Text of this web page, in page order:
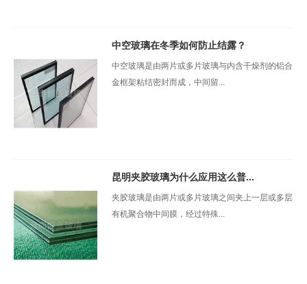
中空玻璃在冬季如何防止结露？
中空玻璃是由两片或多片玻璃与内含干燥剂的铝合
金框架粘结密封而成，中间留...
昆明夹胶玻璃为什么应用这么普...
夹胶玻璃是由两片或多片玻璃之间夹上一层或多层
有机聚合物中间膜，经过特殊...